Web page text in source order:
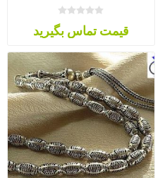
قیمت تماس بگیرید